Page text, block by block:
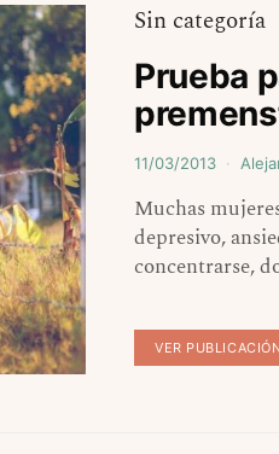
Sin categoría
Prueba
11/03/2013
Muchas
depresivo,
concentrarse,
VER